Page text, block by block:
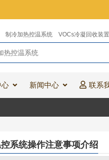
制冷加热控温系统 VOCs冷凝回收装置
心 新闻中心 联系
系统操作注意事项介绍